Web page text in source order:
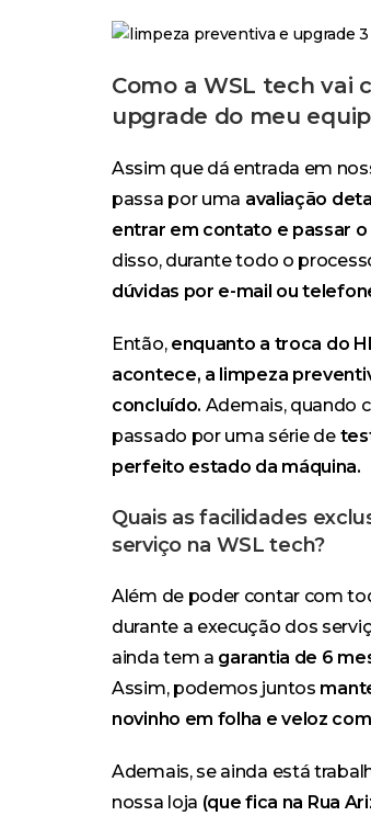
Como a WSL tech vai
upgrade do meu
Assim que dá entrada em
passa por uma avaliação
entrar em contato e passar
disso, durante todo o
dúvidas por e-mail ou
Então,enquanto a troca do
acontece, a limpeza
concluído. Ademais, quando
passado por uma série de
perfeito estado da máquina.
Quais as facilidades
serviço na WSL tech?
Além de poder contar com
durante a execução dos
ainda tem a garantia de 6
Assim, podemos juntos
novinho em folha e veloz
Ademais, se ainda está
nossa loja (que fica na Rua